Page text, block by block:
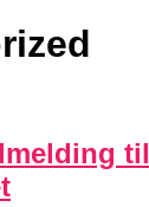
til